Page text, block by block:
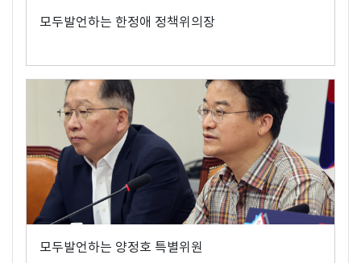
모두발언하는 한정애 정책위의장
모두발언하는 양정호 특별위원